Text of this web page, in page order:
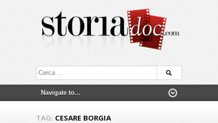
TAG: CESARE BORGIA